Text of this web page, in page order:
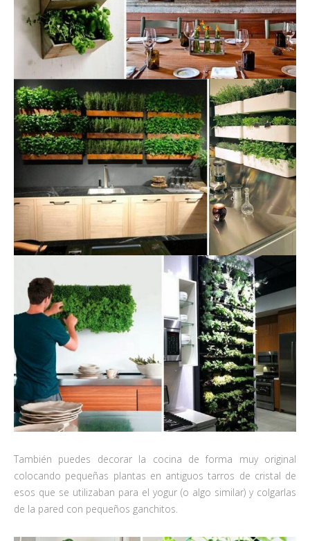
También puedes decorar la cocina de forma muy original
colocando pequeñas plantas en antiguos tarros de cristal de
esos que se utilizaban para el yogur (o algo similar) y colgarlas
de la pared con pequeños ganchitos.